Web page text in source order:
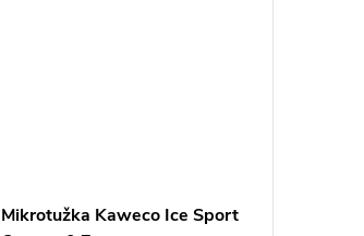
Mikrotužka Kaweco Ice Sport